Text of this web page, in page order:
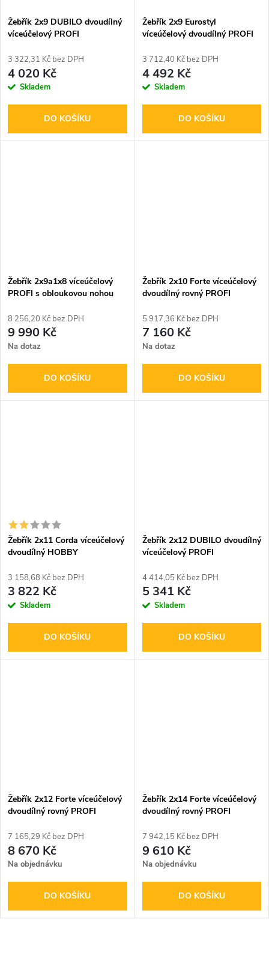
Žebřík 2x9 DUBILO dvoudílný
víceúčelový PROFI
3 322,31 Kč bez DPH
4 020 Kč
Skladem
DO KOŠÍKU
Žebřík 2x9 Eurostyl
víceúčelový dvoudílný PROFI
3 712,40 Kč bez DPH
4 492 Kč
Skladem
DO KOŠÍKU
Žebřík 2x9a1x8 víceúčelový
PROFI s obloukovou nohou
8 256,20 Kč bez DPH
9 990 Kč
Na dotaz
DO KOŠÍKU
Žebřík 2x10 Forte víceúčelový
dvoudílný rovný PROFI
5 917,36 Kč bez DPH
7 160 Kč
Na dotaz
DO KOŠÍKU
Žebřík 2x11 Corda víceúčelový
dvoudílný HOBBY
3 158,68 Kč bez DPH
3 822 Kč
Skladem
DO KOŠÍKU
Žebřík 2x12 DUBILO dvoudílný
víceúčelový PROFI
4 414,05 Kč bez DPH
5 341 Kč
Skladem
DO KOŠÍKU
Žebřík 2x12 Forte víceúčelový
dvoudílný rovný PROFI
7 165,29 Kč bez DPH
8 670 Kč
Na objednávku
DO KOŠÍKU
Žebřík 2x14 Forte víceúčelový
dvoudílný rovný PROFI
7 942,15 Kč bez DPH
9 610 Kč
Na objednávku
DO KOŠÍKU